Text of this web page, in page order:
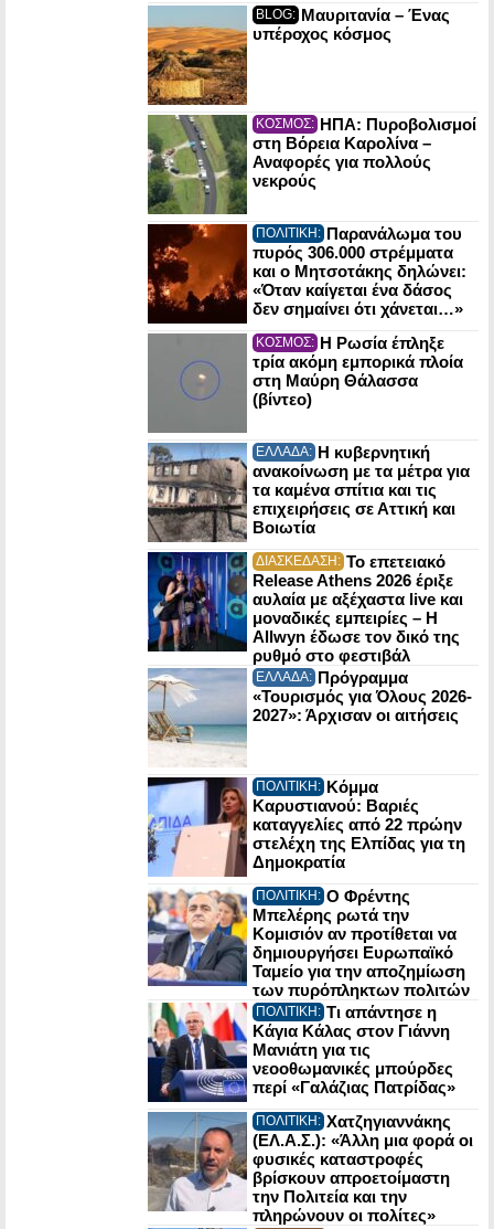
BLOG: Μαυριτανία – Ένας
υπέροχος κόσμος
ΚΟΣΜΟΣ: ΗΠΑ: Πυροβολισμοί
στη Βόρεια Καρολίνα –
Αναφορές για πολλούς
νεκρούς
ΠΟΛΙΤΙΚΗ: Παρανάλωμα του
πυρός 306.000 στρέμματα
και ο Μητσοτάκης δηλώνει:
«Όταν καίγεται ένα δάσος
δεν σημαίνει ότι χάνεται…»
ΚΟΣΜΟΣ: Η Ρωσία έπληξε
τρία ακόμη εμπορικά πλοία
στη Μαύρη Θάλασσα
(βίντεο)
ΕΛΛΑΔΑ: Η κυβερνητική
ανακοίνωση με τα μέτρα για
τα καμένα σπίτια και τις
επιχειρήσεις σε Αττική και
Βοιωτία
ΔΙΑΣΚΕΔΑΣΗ: Το επετειακό
Release Athens 2026 έριξε
αυλαία με αξέχαστα live και
μοναδικές εμπειρίες – Η
Allwyn έδωσε τον δικό της
ρυθμό στο φεστιβάλ
ΕΛΛΑΔΑ: Πρόγραμμα
«Τουρισμός για Όλους 2026-
2027»: Άρχισαν οι αιτήσεις
ΠΟΛΙΤΙΚΗ: Κόμμα
Καρυστιανού: Βαριές
καταγγελίες από 22 πρώην
στελέχη της Ελπίδας για τη
Δημοκρατία
ΠΟΛΙΤΙΚΗ: Ο Φρέντης
Μπελέρης ρωτά την
Κομισιόν αν προτίθεται να
δημιουργήσει Ευρωπαϊκό
Ταμείο για την αποζημίωση
των πυρόπληκτων πολιτών
ΠΟΛΙΤΙΚΗ: Τι απάντησε η
Κάγια Κάλας στον Γιάννη
Μανιάτη για τις
νεοοθωμανικές μπούρδες
περί «Γαλάζιας Πατρίδας»
ΠΟΛΙΤΙΚΗ: Χατζηγιαννάκης
(ΕΛ.Α.Σ.): «Άλλη μια φορά οι
φυσικές καταστροφές
βρίσκουν απροετοίμαστη
την Πολιτεία και την
πληρώνουν οι πολίτες»